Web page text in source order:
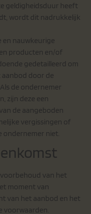
geldigheidsduur heeft
wordt dit nadrukkelijk
en nauwkeurige
producten en/of
gedetailleerd om
door de
de ondernemer
zijn deze een
de aangeboden
vergissingen of
niet.
van het
moment van
van het aanbod en het
voorwaarden.